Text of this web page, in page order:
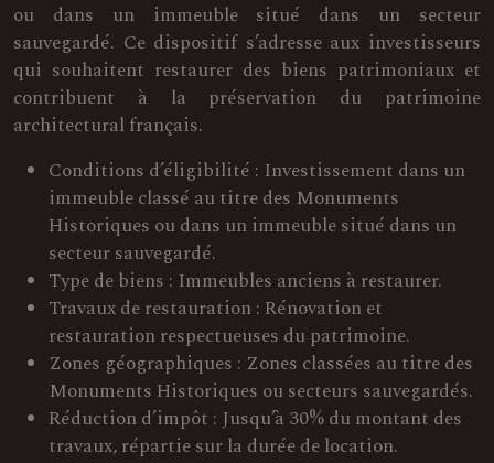
ou dans un immeuble situé dans un secteur
sauvegardé. Ce dispositif s’adresse aux investisseurs
qui souhaitent restaurer des biens patrimoniaux et
contribuent à la préservation du patrimoine
architectural français.
Conditions d’éligibilité : Investissement dans un
immeuble classé au titre des Monuments
Historiques ou dans un immeuble situé dans un
secteur sauvegardé.
Type de biens : Immeubles anciens à restaurer.
Travaux de restauration : Rénovation et
restauration respectueuses du patrimoine.
Zones géographiques : Zones classées au titre des
Monuments Historiques ou secteurs sauvegardés.
Réduction d’impôt : Jusqu’à 30% du montant des
travaux, répartie sur la durée de location.